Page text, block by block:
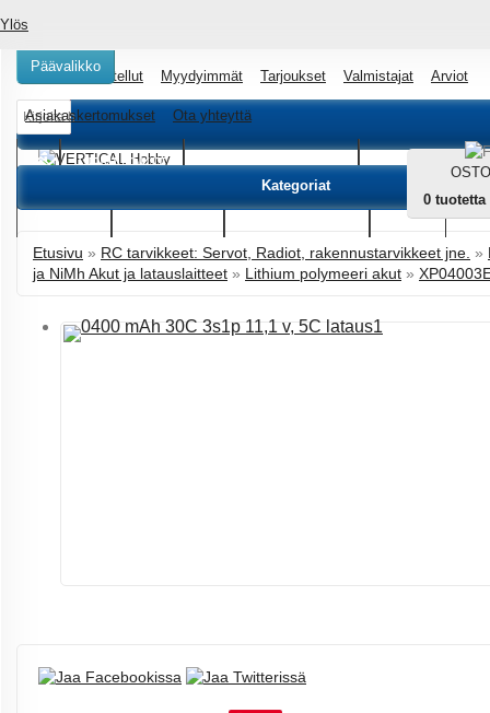
Ylös
0 tuotetta
Haku
Uutta Suositellut Myydyimmät Tarjoukset Valmistajat Arviot
Asiakaskertomukset Ota yhteyttä
Päävalikko
LENNOKIT MULTIKOPTERIT
AUTOT ROBOTIT TARVIKKEET INFO
Kategoriat
Etusivu » RC tarvikkeet: Servot, Radiot, rakennustarvikkeet jne. »
ja NiMh Akut ja latauslaitteet » Lithium polymeeri akut »